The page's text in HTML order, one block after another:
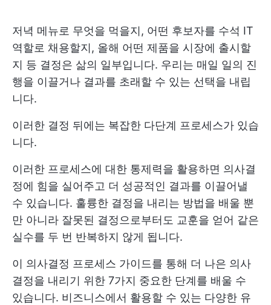
저녁 메뉴로 무엇을 먹을지, 어떤 후보자를 수석 IT
역할로 채용할지, 올해 어떤 제품을 시장에 출시할
지 등 결정은 삶의 일부입니다. 우리는 매일 일의 진
행을 이끌거나 결과를 초래할 수 있는 선택을 내립
니다.
이러한 결정 뒤에는 복잡한 다단계 프로세스가 있습
니다.
이러한 프로세스에 대한 통제력을 활용하면 의사결
정에 힘을 실어주고 더 성공적인 결과를 이끌어낼
수 있습니다. 훌륭한 결정을 내리는 방법을 배울 뿐
만 아니라 잘못된 결정으로부터도 교훈을 얻어 같은
실수를 두 번 반복하지 않게 됩니다.
이 의사결정 프로세스 가이드를 통해 더 나은 의사
결정을 내리기 위한 7가지 중요한 단계를 배울 수
있습니다. 비즈니스에서 활용할 수 있는 다양한 유